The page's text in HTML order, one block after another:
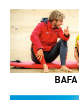
BAFA